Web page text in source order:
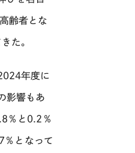
齢者とな
た。
年度に
影響もあ
％と 0.2 ％
％となって